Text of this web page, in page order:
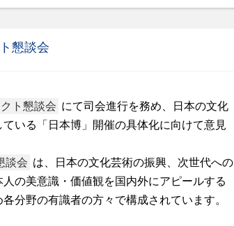
懇談会
ト懇談会 にて司会進行を務め、日本の文化
いる「日本博」開催の具体化に向けて意見
談会 は、日本の文化芸術の振興、次世代への
の美意識・価値観を国内外にアピールする
分野の有識者の方々で構成されています。